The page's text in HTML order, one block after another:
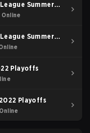
Summer
Online
Summer
Playoffs
Playoffs
Online